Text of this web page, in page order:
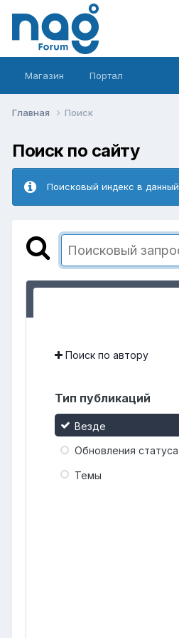
Магазин Портал
Главная Поиск
Поиск по сайту
Поисковый индекс в
Поиск по автору
Тип публикаций
Везде
Обновления статуса
Темы